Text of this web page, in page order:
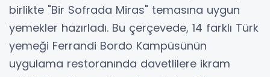
birlikte "Bir Sofrada Miras" temasına uygun
yemekler hazırladı. Bu çerçevede, 14 farklı Türk
yemeği Ferrandi Bordo Kampüsünün
uygulama restoranında davetlilere ikram